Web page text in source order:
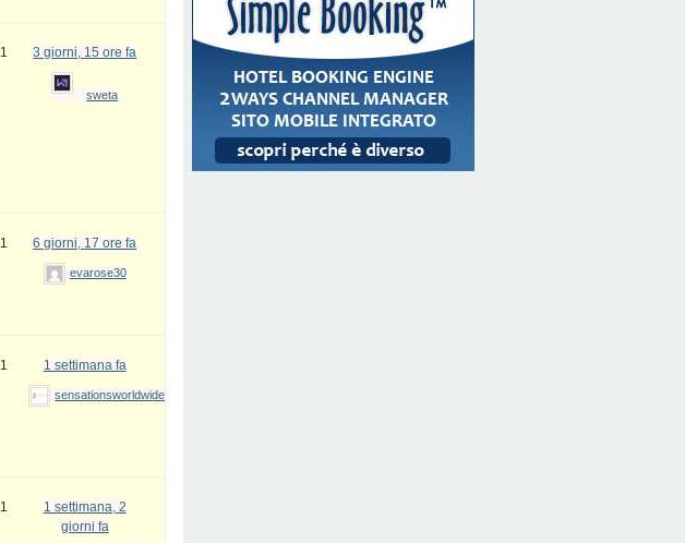
1 3 giorni, 15 ore fa
sweta
1 6 giorni, 17 ore fa
evarose30
1 1 settimana fa
sensationsworldwide
1
1 settimana, 2
giorni fa